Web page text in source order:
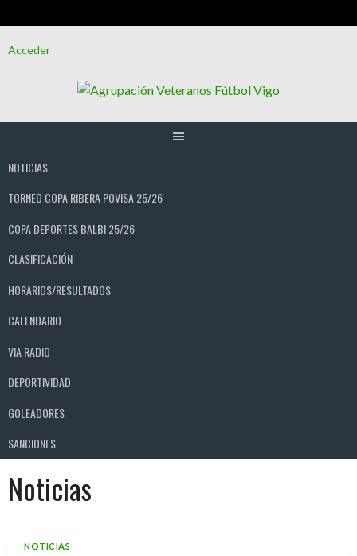
alAcceder
NOTICIAS
TORNEO COPA RIBERA POVISA 25/26
COPA DEPORTES BALBI 25/26
CLASIFICACIÓN
HORARIOS/RESULTADOS
CALENDARIO
VIA RADIO
DEPORTIVIDAD
GOLEADORES
SANCIONES
Noticias
NOTICIAS